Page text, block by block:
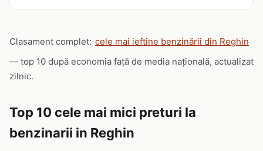
Clasament complet: cele mai ieftine benzinării din Reghin
— top 10 după economia față de media națională, actualizat
zilnic.
Top 10 cele mai mici preturi la
benzinarii in Reghin